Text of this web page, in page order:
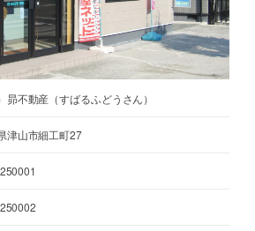
昴不動産（すばるふどうさん）
津山市細工町27